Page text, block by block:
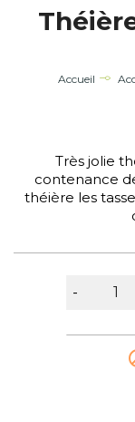
Accueil
Très jolie
contenance
théière les